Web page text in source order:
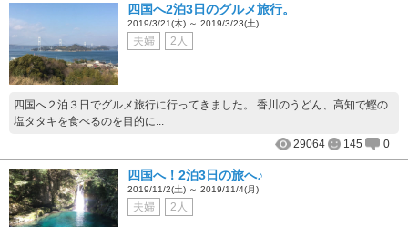
四国へ2泊3日のグルメ旅行。
2019/3/21(木) ～ 2019/3/23(土)
夫婦 2人
四国へ２泊３日でグルメ旅行に行ってきました。 香川のうどん、高知で鰹の
塩タタキを食べるのを目的に...
29064
145 0
四国へ！2泊3日の旅へ♪
2019/11/2(土) ～ 2019/11/4(月)
夫婦 2人